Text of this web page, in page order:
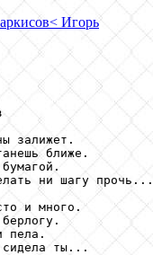
< Игорь
залижет.
ближе.
ни шагу прочь...
и много.
пела.
ты...